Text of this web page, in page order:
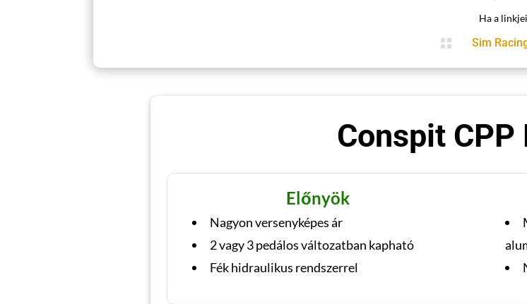
Ha a
 Sim
Conspit CPP
Előnyök
Nagyon versenyképes ár
2 vagy 3 pedálos változatban kapható
Fék hidraulikus rendszerrel